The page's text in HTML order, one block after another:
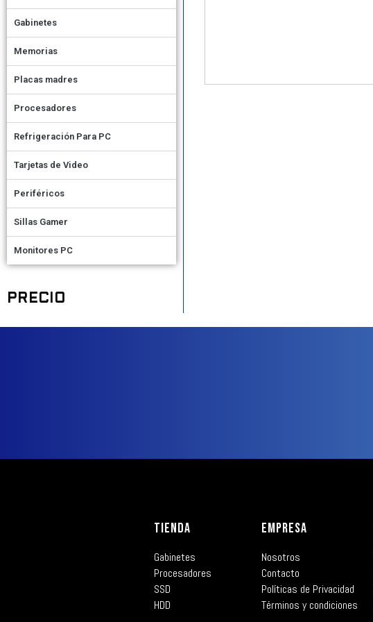
Gabinetes
Memorias
Placas madres
Procesadores
Refrigeración Para PC
Tarjetas de Video
Periféricos
Sillas Gamer
Monitores PC
PRECIO
TIENDA
Gabinetes
Procesadores
SSD
HDD
EMPRESA
Nosotros
Contacto
Políticas de Privacidad
Términos y condiciones